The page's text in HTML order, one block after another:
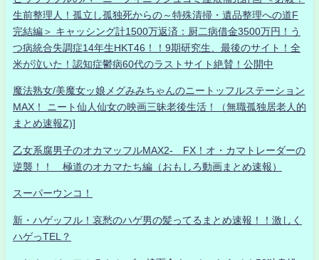
生前整理人！孤立し孤独死からの～特殊清掃・遺品整理への道F
完結編＞ キャッシング計1500万返済：厨二病借金3500万円！う
つ病統合失調症14年生HKT46！！9期研究生、最後のサイト！全
米が泣いた！認知症鬱病60代のラストサイト絶賛！公開中
魔法熟女/美魔女ッ娘メグみみちゃんのニートッフルステーション
MAX！ ニート仙人仙女の映画三昧老後生活！（無職孤独居老人的
まとめ速報Z)]
乙女系腐男子のオカマッフルMAX2- FX！オ・カマトレーダーの
逆襲！！ 極道のオカマたち編（おもしろ動画まとめ速報）
スーパーウンコ！
新・ハゲッフル！哀愁のハゲ男の髪ってるまとめ速報！！激しく
ハゲっTEL？